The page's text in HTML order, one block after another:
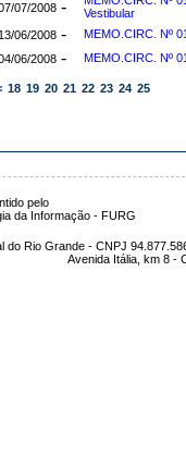
07/2008-
Vestibular
13/06/2008-
MEMO.CIRC. Nº
06/2008- MEMO.CIRC. Nº
18 19 20 21 22 23 24 25
pelo
da Informação - FURG
do Rio Grande - CNPJ
Avenida Itália, km 8 -